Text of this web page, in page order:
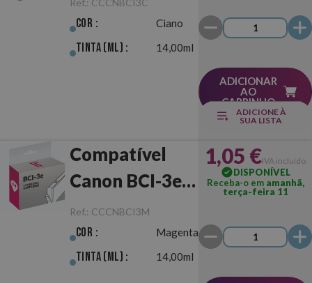
Cor : Ciano
Tinta (ml) : 14,00ml
ADICIONAR
AO
CARRINHO
ADICIONE À
SUA LISTA
Compatível
Canon BCI-3e
Magenta
Ref.: CCCNBCI3M
Cor : Magenta
Tinta (ml) : 14,00ml
1,05 €IVA incluído
DISPONÍVEL
Receba-o em amanhã,
terça-feira 11